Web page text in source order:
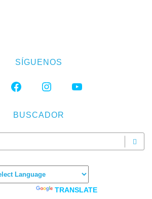
SÍGUENOS
FACEBOOKINSTAGRAMYOUTUBE
BUSCADOR
TRANSLATE